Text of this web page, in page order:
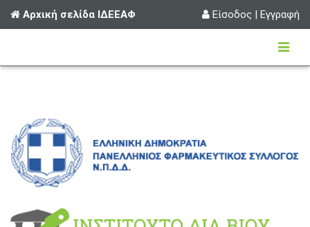
Αρχική σελίδα ΙΔΕΕΑΦ Είσοδος | Εγγραφή